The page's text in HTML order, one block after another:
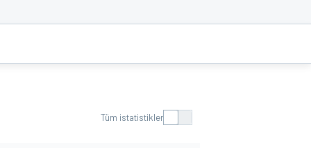
Tüm istatistikler